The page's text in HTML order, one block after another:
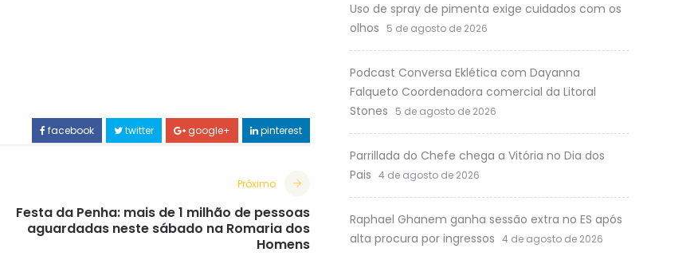
facebook twitter google+ pinterest
Próximo
Festa da Penha: mais de 1 milhão de pessoas
aguardadas neste sábado na Romaria dos
Homens
Uso de spray de pimenta exige cuidados com os
olhos
5 de agosto de 2026
Podcast Conversa Eklética com Dayanna
Falqueto Coordenadora comercial da Litoral
Stones
5 de agosto de 2026
Parrillada do Chefe chega a Vitória no Dia dos
Pais 4 de agosto de 2026
Raphael Ghanem ganha sessão extra no ES após
alta procura por ingressos 4 de agosto de 2026